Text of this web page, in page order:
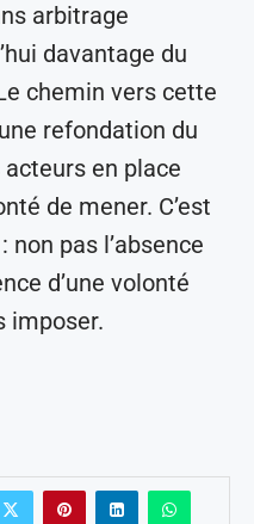
arbitrage
davantage du
chemin vers cette
refondation du
en place
de mener. C’est
pas l’absence
d’une volonté
imposer.